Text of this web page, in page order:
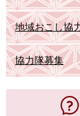
地域おこし協
協力隊募集